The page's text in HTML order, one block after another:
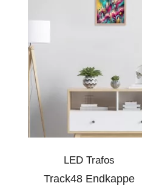
LED Trafos
Track48 Endkappe